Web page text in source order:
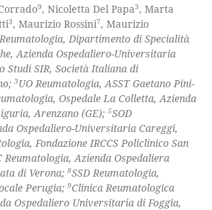
9, Nicoletta Del Papa3, Marta
3, Maurizio Rossini7, Maurizio
Dipartimento di Specialità
Azienda Ospedaliero-Universitaria
Studi SIR, Società Italiana di
3UO Reumatologia, ASST Gaetano Pini-
Ospedale La Colletta, Azienda
Arenzano (GE);5SOD
Ospedaliero-Universitaria Careggi,
Fondazione IRCCS Policlinico San
Reumatologia, Azienda Ospedaliera
di Verona;8SSD Reumatologia,
Perugia;9Clinica Reumatologica
Ospedaliero Universitaria di Foggia,